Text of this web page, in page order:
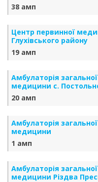
38 амп
Центр первинної
Глухівського району
19 амп
Амбулаторія
медицини с.
20 амп
Амбулаторія
медицини
1 амп
Амбулаторія
медицини Різдва